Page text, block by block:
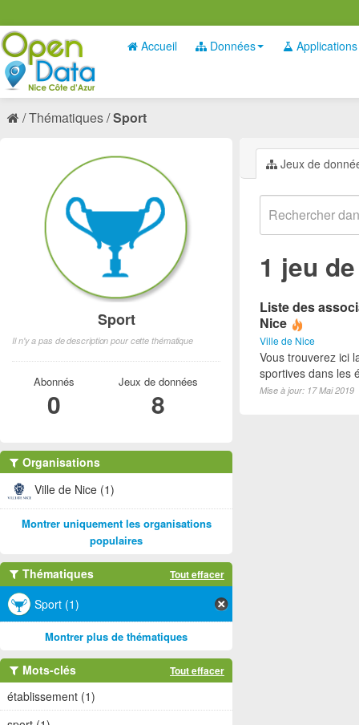
Accueil Données Applications
Thématiques Sport
Jeux de
1 jeu
Liste des
Nice
Ville de Nice
Vous trouverez ici
sportives dans les
Mise à jour: 17 Mai 2019
Sport
Il n'y a pas de description pour cette thématique
Abonnés
0
Jeux de données
8
Organisations
Ville de Nice (1)
Montrer uniquement les organisations
populaires
Thématiques Tout effacer
Sport (1)
Montrer plus de thématiques
Mots-clés Tout effacer
établissement (1)